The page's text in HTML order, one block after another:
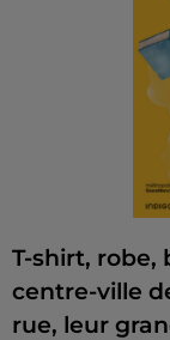
T-shirt, robe,
centre-ville
rue, leur